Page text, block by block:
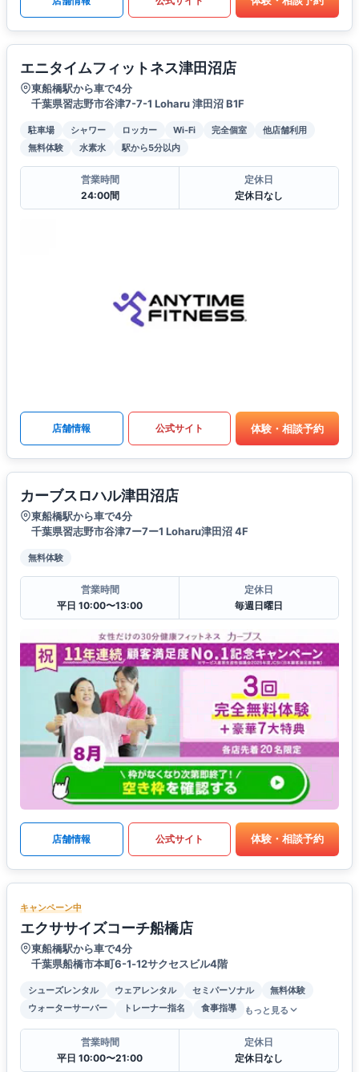
エニタイムフィットネス津田沼店
東船橋駅から車で4分
千葉県習志野市谷津7-7-1 Loharu 津田沼 B1F
駐車場 シャワー ロッカー Wi-Fi 完全個室
他店舗利用
無料体験
水素水 駅から5分以内
営業時間
24:00間
定休日
定休日なし
店舗情報 公式サイト 体験・相談予約
カーブスロハル津田沼店
東船橋駅から車で4分
千葉県習志野市谷津7ー7ー1 Loharu津田沼 4F
無料体験
営業時間
平日 10:00〜13:00
定休日
毎週日曜日
店舗情報 公式サイト 体験・相談予約
キャンペーン中
エクササイズコーチ船橋店
東船橋駅から車で4分
千葉県船橋市本町6-1‐12サクセスビル4階
シューズレンタル ウェアレンタル セミパーソナル
無料体験
ウォーターサーバー
トレーナー指名 食事指導 もっと見る
営業時間
平日 10:00〜21:00
定休日
定休日なし